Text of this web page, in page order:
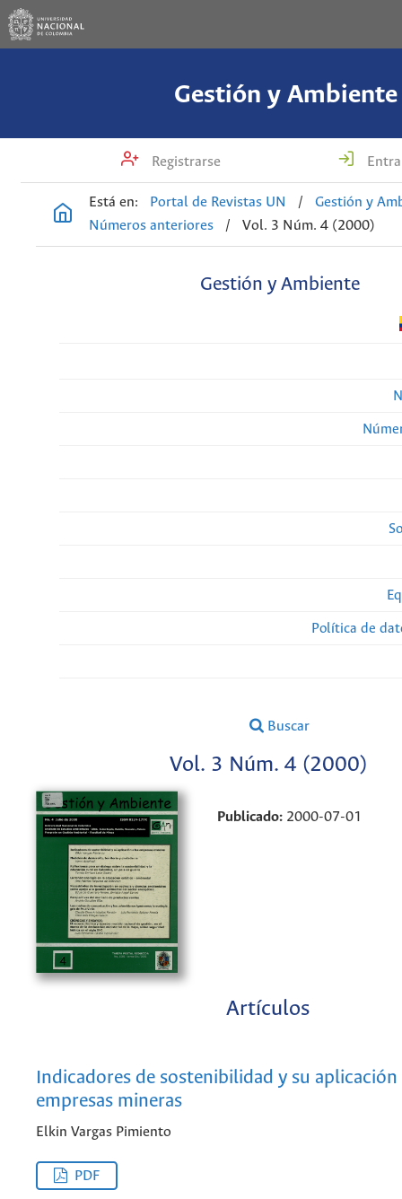
Gestión y Ambiente
Registrarse
Está en: Portal de Revistas UN /
Gestión y
Números anteriores
/ Vol. 3 Núm. 4 (2000)
Gestión y Ambiente
Política de
Buscar
Vol. 3 Núm. 4 (2000)
Publicado: 2000-07-01
Artículos
Indicadores de sostenibilidad y su aplicación
empresas mineras
Elkin Vargas Pimiento
PDF